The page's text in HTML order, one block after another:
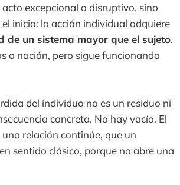
excepcional o disruptivo, sino
inicio: la acción individual adquiere
de un sistema mayor que el sujeto.
o nación, pero sigue funcionando
del individuo no es un residuo ni
concreta. No hay vacío. El
relación continúe, que un
sentido clásico, porque no abre una